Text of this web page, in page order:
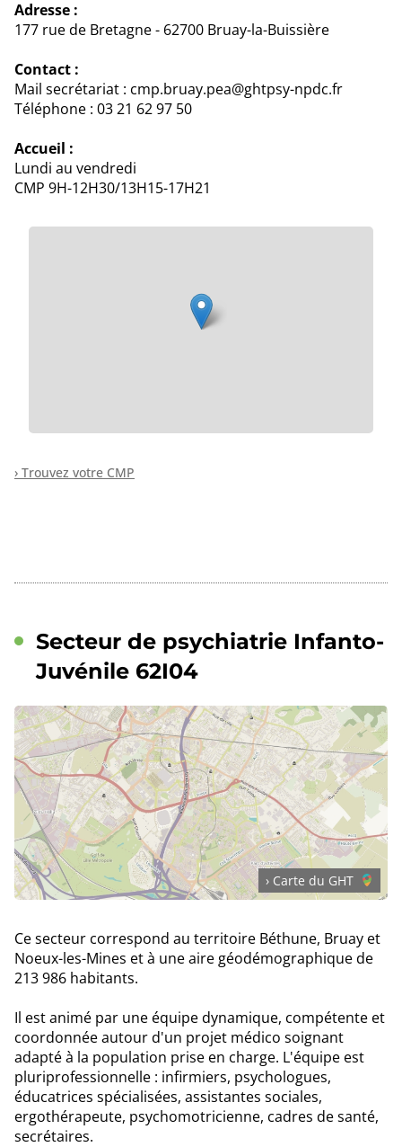
Adresse :
177 rue de Bretagne - 62700 Bruay-la-Buissière
Contact :
Mail secrétariat : cmp.bruay.pea@ghtpsy-npdc.fr
Téléphone : 03 21 62 97 50
Accueil :
Lundi au vendredi
CMP 9H-12H30/13H15-17H21
› Trouvez votre CMP
Secteur de psychiatrie Infanto-
Juvénile 62I04
› Carte du GHT
Ce secteur correspond au territoire Béthune, Bruay et
Noeux-les-Mines et à une aire géodémographique de
213 986 habitants.
Il est animé par une équipe dynamique, compétente et
coordonnée autour d'un projet médico soignant
adapté à la population prise en charge. L'équipe est
pluriprofessionnelle : infirmiers, psychologues,
éducatrices spécialisées, assistantes sociales,
ergothérapeute, psychomotricienne, cadres de santé,
secrétaires.